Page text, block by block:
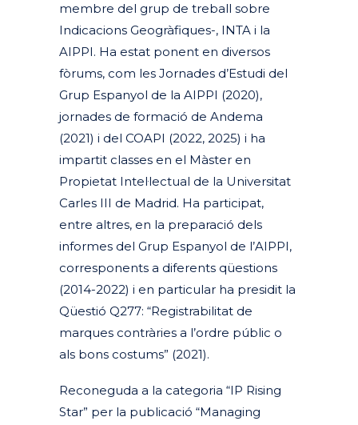
membre del grup de treball sobre
Indicacions Geogràfiques-, INTA i la
AIPPI. Ha estat ponent en diversos
fòrums, com les​ ​Jornades d’Estudi del
Grup Espanyol de la AIPPI (2020),
jornades de formació de Andema
(2021) i del COAPI (2022, 2025) i ha
impartit classes en el Màster en
Propietat Intel·lectual de la Universitat
Carles III de Madrid. Ha participat,
entre altres, en la preparació dels
informes del Grup Espanyol de l’AIPPI,
corresponents a diferents qüestions
(2014-2022)​ ​i en particular ha presidit la
Qüestió Q277: “Registrabilitat de
marques contràries a l’ordre públic o
als bons costums” (2021).
Reconeguda a la categoria “IP Rising
Star” per la publicació “Managing